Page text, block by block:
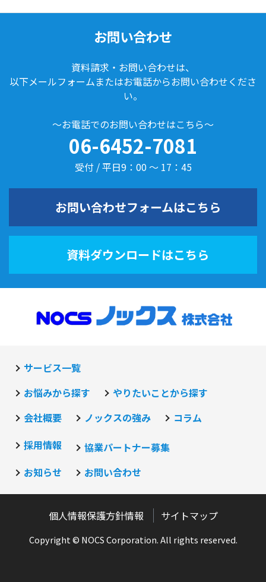
お問い合わせ
資料請求・お問い合わせは、
以下メールフォームまたはお電話からお問い合わせくださ
い。
～お電話でのお問い合わせはこちら～
06-6452-7081
受付 / 平日9：00 ～ 17：45
お問い合わせフォームはこちら
資料ダウンロードはこちら
サービス一覧
お悩みから探す
やりたいことから探す
会社概要
ノックスの強み
コラム
採用情報
協業パートナー募集
お知らせ
お問い合わせ
個人情報保護方針情報 サイトマップ
Copyright © NOCS Corporation. All rights reserved.